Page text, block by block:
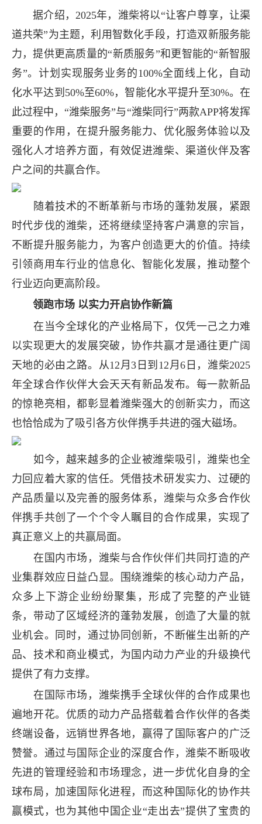
据介绍，2025年，潍柴将以“让客户尊享，让渠
道共荣”为主题，利用智数化手段，打造双新服务能
力，提供更高质量的“新质服务”和更智能的“新智服
务”。计划实现服务业务的100%全面线上化，自动
化水平达到50%至60%，智能化水平提升至30%。在
此过程中，“潍柴服务”与“潍柴同行”两款APP将发挥
重要的作用，在提升服务能力、优化服务体验以及
强化人才培养方面，有效促进潍柴、渠道伙伴及客
户之间的共赢合作。
随着技术的不断革新与市场的蓬勃发展，紧跟
时代步伐的潍柴，还将继续坚持客户满意的宗旨，
不断提升服务能力，为客户创造更大的价值。持续
引领商用车行业的信息化、智能化发展，推动整个
行业迈向更高阶段。
领跑市场 以实力开启协作新篇
在当今全球化的产业格局下，仅凭一己之力难
以实现更大的发展突破，协作共赢才是通往更广阔
天地的必由之路。从12月3日到12月6日，潍柴2025
年全球合作伙伴大会天天有新品发布。每一款新品
的惊艳亮相，都彰显着潍柴强大的创新实力，而这
也恰恰成为了吸引各方伙伴携手共进的强大磁场。
如今，越来越多的企业被潍柴吸引，潍柴也全
力回应着大家的信任。凭借技术研发实力、过硬的
产品质量以及完善的服务体系，潍柴与众多合作伙
伴携手共创了一个个令人瞩目的合作成果，实现了
真正意义上的共赢局面。
在国内市场，潍柴与合作伙伴们共同打造的产
业集群效应日益凸显。围绕潍柴的核心动力产品，
众多上下游企业纷纷聚集，形成了完整的产业链
条，带动了区域经济的蓬勃发展，创造了大量的就
业机会。同时，通过协同创新，不断催生出新的产
品、技术和商业模式，为国内动力产业的升级换代
提供了有力支撑。
在国际市场，潍柴携手全球伙伴的合作成果也
遍地开花。优质的动力产品搭载着合作伙伴的各类
终端设备，远销世界各地，赢得了国际客户的广泛
赞誉。通过与国际企业的深度合作，潍柴不断吸收
先进的管理经验和市场理念，进一步优化自身的全
球布局，加速国际化进程，而这种国际化的协作共
赢模式，也为其他中国企业“走出去”提供了宝贵的